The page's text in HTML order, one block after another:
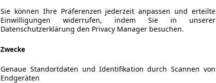
Sie können Ihre Präferenzen jederzeit anpassen und erteilte
Einwilligungen widerrufen, indem Sie in unserer
Datenschutzerklärung den Privacy Manager besuchen.
Zwecke
Genaue Standortdaten und Identifikation durch Scannen von
Endgeräten